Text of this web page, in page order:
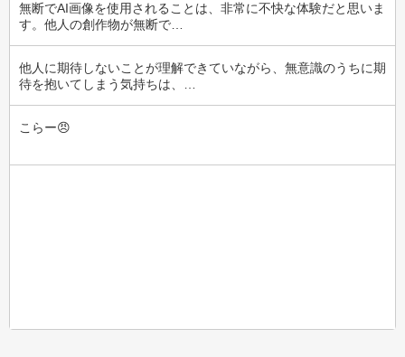
無断でAI画像を使用されることは、非常に不快な体験だと思いま
す。他人の創作物が無断で…
他人に期待しないことが理解できていながら、無意識のうちに期
待を抱いてしまう気持ちは、…
こらー😠